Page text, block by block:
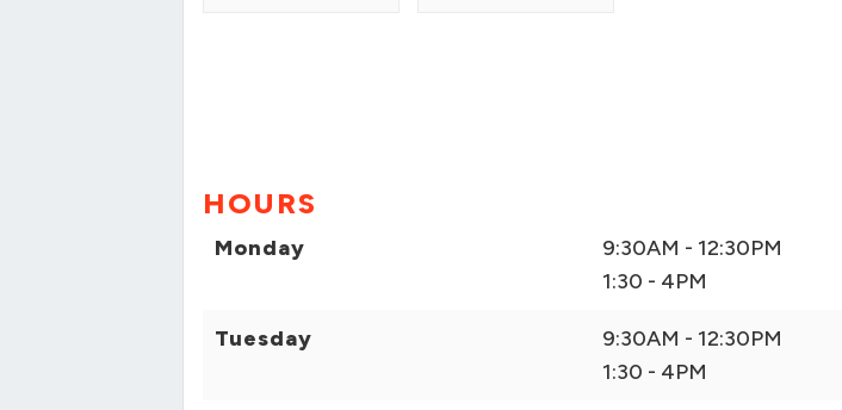
HOURS
Monday
9:30AM - 12:30PM
1:30 - 4PM
Tuesday
9:30AM - 12:30PM
1:30 - 4PM